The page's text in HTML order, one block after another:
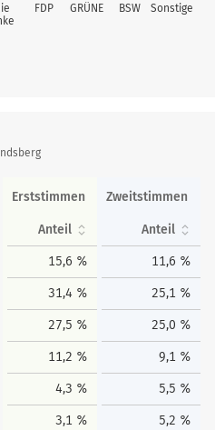
FDP GRÜNE BSW Sonstige
Erststimmen Zweitstimmen
Anteil Anteil
15,6 % 11,6 %
31,4 % 25,1 %
27,5 % 25,0 %
11,2 % 9,1 %
4,3 % 5,5 %
3,1 % 5,2 %